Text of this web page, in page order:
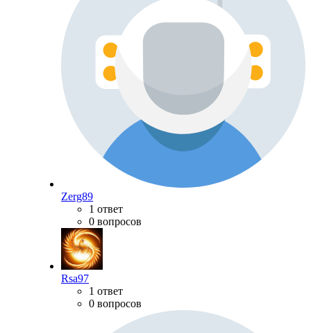
Zerg89
1 ответ
0 вопросов
Rsa97
1 ответ
0 вопросов